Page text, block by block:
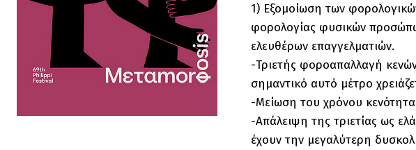
1) Εξομοίωση των
φορολογίας φυσικών
ελευθέρων επαγγελματιών.
-Τριετής φοροαπαλλαγή
σημαντικό αυτό μέτρο
-Μείωση του χρόνου
-Απάλειψη της τριετίας ως
έχουν την μεγαλύτερη